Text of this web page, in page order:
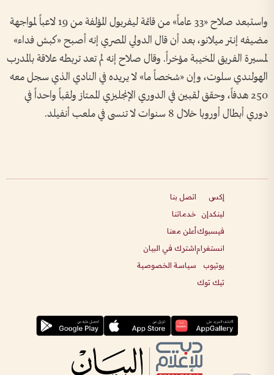
واستبعد صلاح «33 عاماً» من قائمة ليفربول المؤلفة من 19 لاعباً لمواجهة
مضيفه إنتر ميلانو، بعد أن قال الدولي المصري إنه أصبح «كبش فداء»
لمسيرة الفريق المخيبة مؤخراً. وقال صلاح إنه لم تعد تربطه علاقة بالمدرب
الهولندي سلوت، وإن «شخصاً ما» لا يريده في النادي الذي سجل معه
250 هدفاً، وحقق لقبين في الدوري الإنجليزي الممتاز ولقباً واحداً في
دوري أبطال أوروبا خلال 8 سنوات لا تنسى في ملعب أنفيلد.
إكس
لينكدإن
فيسبوك
انستغرام
يوتيوب
تيك توك
اتصل بنا
خدماتنا
أعلن معنا
اشترك في البيان
سياسة الخصوصية